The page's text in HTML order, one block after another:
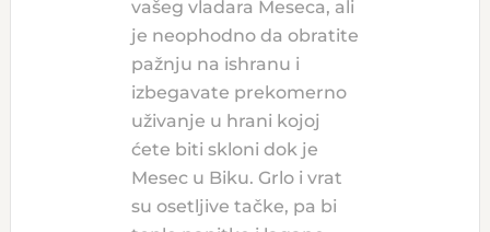
vašeg vladara Meseca, ali
je neophodno da obratite
pažnju na ishranu i
izbegavate prekomerno
uživanje u hrani kojoj
ćete biti skloni dok je
Mesec u Biku. Grlo i vrat
su osetljive tačke, pa bi